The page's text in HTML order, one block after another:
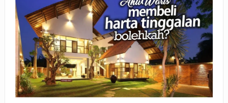
SEBELUM TIBA SAAT WAJIB?
HAKIKAT NIKMAT DI DUNIA!
BAGAIMANA CARA MEMBAYAR ZAKAT UANG?
UANG HARAM BISA MENJADI HALAL JIKA SEBAB
KEPEMILIKANNYA BERUBAH